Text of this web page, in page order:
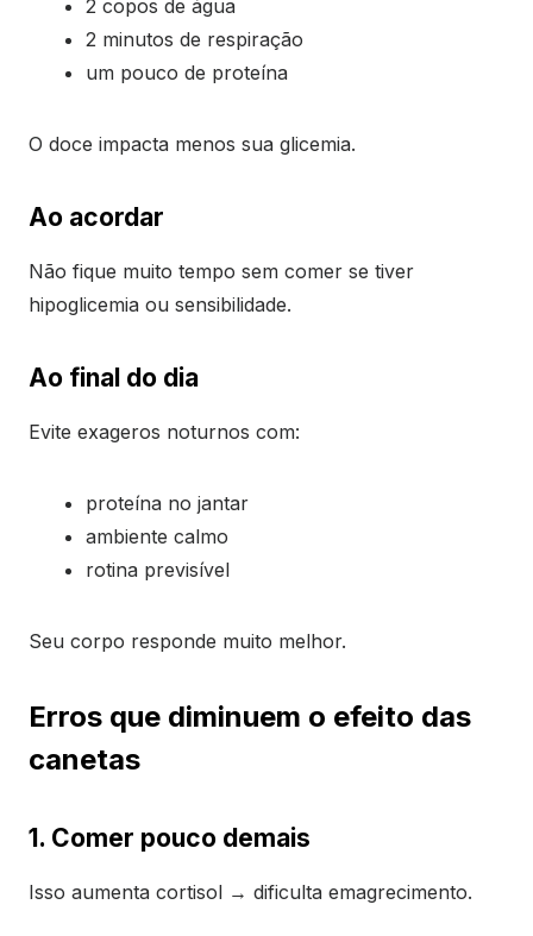
2 copos de água
2 minutos de respiração
um pouco de proteína
O doce impacta menos sua glicemia.
Ao acordar
Não fique muito tempo sem comer se tiver
hipoglicemia ou sensibilidade.
Ao final do dia
Evite exageros noturnos com:
proteína no jantar
ambiente calmo
rotina previsível
Seu corpo responde muito melhor.
Erros que diminuem o efeito das
canetas
1. Comer pouco demais
Isso aumenta cortisol → dificulta emagrecimento.